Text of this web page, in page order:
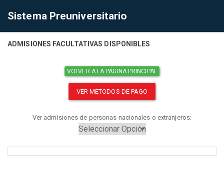
Sistema Preuniversitario
ADMISIONES FACULTATIVAS DISPONIBLES
VOLVER A LA PÁGINA PRINCIPAL
VER METODOS DE PAGO
Ver admisiones de personas nacionales o extranjeros: